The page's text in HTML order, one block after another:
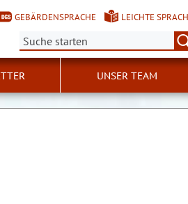
GEBÄRDENSPRACHE
LEICHTE
Suche:
UNSER TEAM